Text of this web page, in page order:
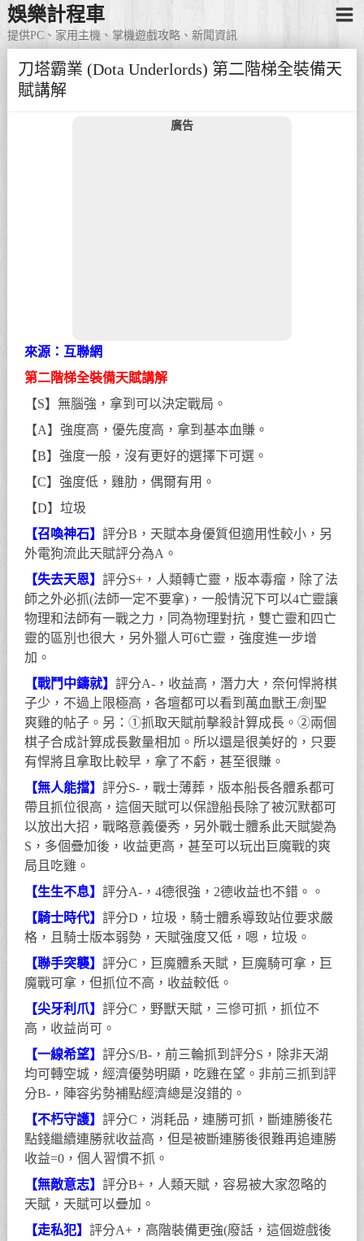
娛樂計程車
提供PC、家用主機、掌機遊戲攻略、新聞資訊
刀塔霸業 (Dota Underlords) 第二階梯全裝備天
賦講解
廣告
來源：互聯網
第二階梯全裝備天賦講解
【S】無腦強，拿到可以決定戰局。
【A】強度高，優先度高，拿到基本血賺。
【B】強度一般，沒有更好的選擇下可選。
【C】強度低，雞肋，偶爾有用。
【D】垃圾
【召喚神石】評分B，天賦本身優質但適用性較小，另
外電狗流此天賦評分為A。
【失去天恩】評分S+，人類轉亡靈，版本毒瘤，除了法
師之外必抓(法師一定不要拿)，一般情況下可以4亡靈讓
物理和法師有一戰之力，同為物理對抗，雙亡靈和四亡
靈的區別也很大，另外獵人可6亡靈，強度進一步增
加。
【戰鬥中鑄就】評分A-，收益高，潛力大，奈何悍將棋
子少，不過上限極高，各壇都可以看到萬血獸王/劍聖
爽雞的帖子。另：①抓取天賦前擊殺計算成長。②兩個
棋子合成計算成長數量相加。所以還是很美好的，只要
有悍將且拿取比較早，拿了不虧，甚至很賺。
【無人能擋】評分S-，戰士薄葬，版本船長各體系都可
帶且抓位很高，這個天賦可以保證船長除了被沉默都可
以放出大招，戰略意義優秀，另外戰士體系此天賦變為
S，多個疊加後，收益更高，甚至可以玩出巨魔戰的爽
局且吃雞。
【生生不息】評分A-，4德很強，2德收益也不錯。。
【騎士時代】評分D，垃圾，騎士體系導致站位要求嚴
格，且騎士版本弱勢，天賦強度又低，嗯，垃圾。
【聯手突襲】評分C，巨魔體系天賦，巨魔騎可拿，巨
魔戰可拿，但抓位不高，收益較低。
【尖牙利爪】評分C，野獸天賦，三慘可抓，抓位不
高，收益尚可。
【一線希望】評分S/B-，前三輪抓到評分S，除非天湖
均可轉空城，經濟優勢明顯，吃雞在望。非前三抓到評
分B-，陣容劣勢補點經濟總是沒錯的。
【不朽守護】評分C，消耗品，連勝可抓，斷連勝後花
點錢繼續連勝就收益高，但是被斷連勝後很難再追連勝
收益=0，個人習慣不抓。
【無敵意志】評分B+，人類天賦，容易被大家忽略的
天賦，天賦可以疊加。
【走私犯】評分A+，高階裝備更強(廢話，這個遊戲後